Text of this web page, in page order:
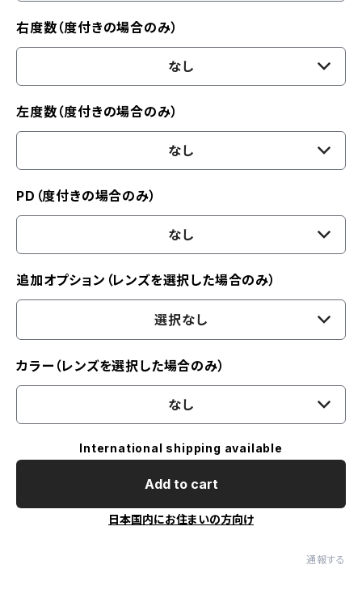
右度数（度付きの場合のみ）
なし
左度数（度付きの場合のみ）
なし
PD（度付きの場合のみ）
なし
追加オプション（レンズを選択した場合のみ）
選択なし
カラー（レンズを選択した場合のみ）
なし
International shipping available
Add to cart
日本国内にお住まいの方向け
通報する